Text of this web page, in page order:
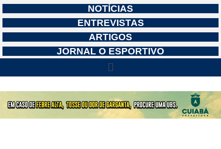
NOTÍCIAS
ENTREVISTAS
ARTIGOS
JORNAL O ESPORTIVO